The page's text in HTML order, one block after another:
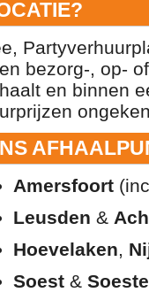
bezorg-, op-
en binnen
Amersfoort
Leusden &
Hoevelaken,
Soest &